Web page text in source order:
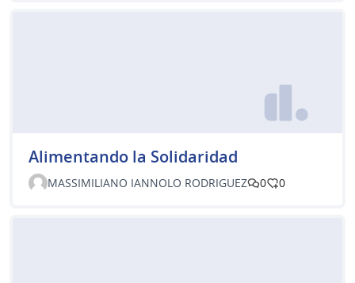
Alimentando la Solidaridad
MASSIMILIANO IANNOLO RODRIGUEZ 0 0